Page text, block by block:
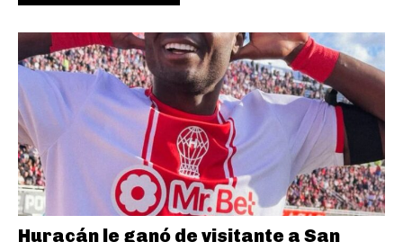
Huracán le ganó de visitante a San